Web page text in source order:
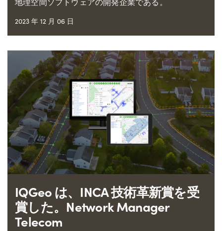
2023 年 12 月 06 日
IQGeo は、INCA 技術革新賞を受
賞した。Network Manager
Telecom